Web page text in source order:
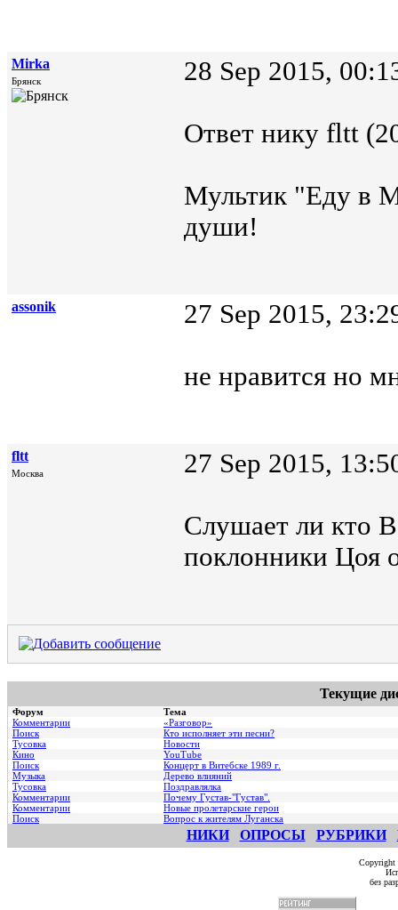
Mirka
Брянск 28 Sep 2015,
Ответ нику fltt
Мультик "Еду в
души!
assonik 27 Sep 2015,
не нравится но
fltt
Москва 27 Sep 2015,
Слушает ли кто
поклонники Цоя
Текущие
Форум
Тема
Комментарии
«Разговор»
Поиск
Кто исполняет эти песни?
Тусовка
Новости
Кино
YouTube
Поиск
Концерт в Витебске 1989 г.
Музыка
Дерево влияний
Тусовка
Поздравлялка
Комментарии
Почему Густав-"Густав".
Комментарии
Hовые пролетарские герои
Поиск
Вопрос к жителям Луганска
НИКИ ОПРОСЫ РУБРИКИ
без